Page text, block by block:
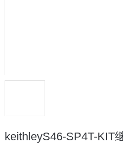
keithleyS46-SP4T-KIT